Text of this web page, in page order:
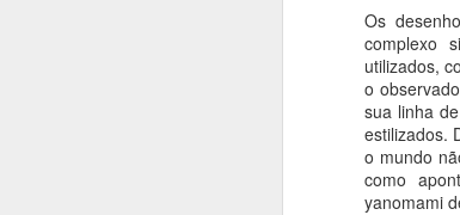
Os
complexo
utilizados,
o
sua linha
estilizados.
o mundo
como
yanomami